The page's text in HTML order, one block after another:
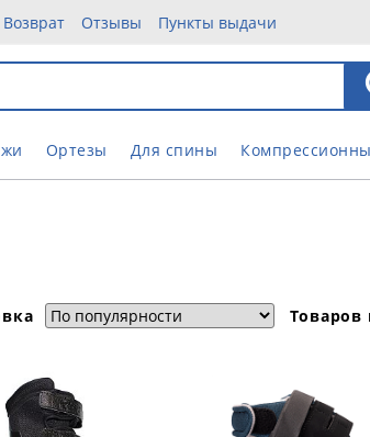
Возврат Отзывы Пункты выдачи
Ортезы Для спины
Товаров